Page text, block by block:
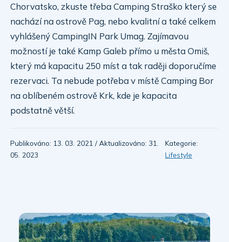
Chorvatsko, zkuste třeba Camping Straško který se
nachází na ostrově Pag, nebo kvalitní a také celkem
vyhlášený CampingIN Park Umag. Zajímavou
možností je také Kamp Galeb přímo u města Omiš,
který má kapacitu 250 míst a tak raději doporučíme
rezervaci. Ta nebude potřeba v místě Camping Bor
na oblíbeném ostrově Krk, kde je kapacita
podstatně větší.
Publikováno: 13. 03. 2021 / Aktualizováno: 31.
05. 2023
Kategorie:
Lifestyle